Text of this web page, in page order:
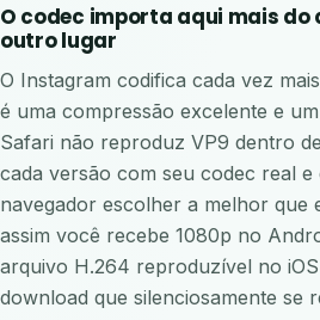
O codec importa aqui mais do
outro lugar
O Instagram codifica cada vez
é uma compressão excelente e
Safari não reproduz VP9 dentro
cada versão com seu codec real e
navegador escolher a melhor que
assim você recebe 1080p no
arquivo H.264 reproduzível no
download que silenciosamente se